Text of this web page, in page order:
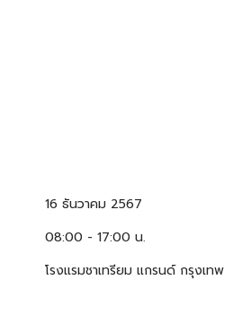
16 ธันวาคม 2567
08:00 - 17:00 น.
โรงแรมชาเทรียม แกรนด์ กรุงเทพ